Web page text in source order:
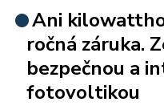
Ani
ročná záruka.
bezpečnou a
fotovoltikou